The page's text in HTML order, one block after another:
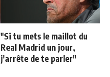
"Si tu mets le maillot du
Real Madrid un jour,
j'arrête de te parler"